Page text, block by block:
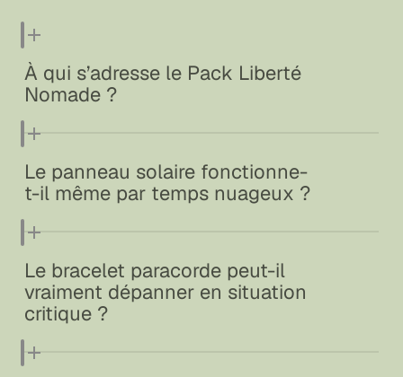
À qui s’adresse le Pack Liberté
Nomade ?
Le pack s’adresse aux aventuriers, voyageurs,
campeurs, toute personne souhaitant gagner en
autonomie au quotidien.
Le panneau solaire fonctionne-
t-il même par temps nuageux ?
Oui, il capte la lumière diffuse. Le rendement baisse,
mais la recharge reste possible, surtout en usage
prolongé.
Le bracelet paracorde peut-il
vraiment dépanner en situation
critique ?
Oui, sa corde supporte environ 250 kg et se